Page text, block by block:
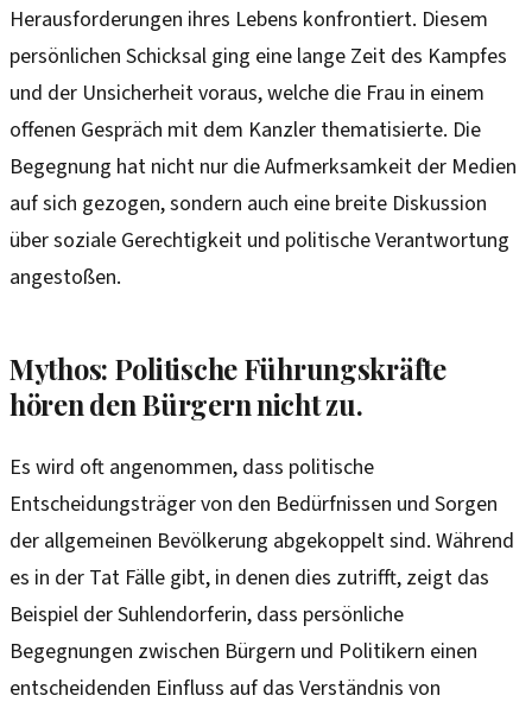
Herausforderungen ihres Lebens konfrontiert. Diesem
persönlichen Schicksal ging eine lange Zeit des Kampfes
und der Unsicherheit voraus, welche die Frau in einem
offenen Gespräch mit dem Kanzler thematisierte. Die
Begegnung hat nicht nur die Aufmerksamkeit der Medien
auf sich gezogen, sondern auch eine breite Diskussion
über soziale Gerechtigkeit und politische Verantwortung
angestoßen.
Mythos: Politische Führungskräfte
hören den Bürgern nicht zu.
Es wird oft angenommen, dass politische
Entscheidungsträger von den Bedürfnissen und Sorgen
der allgemeinen Bevölkerung abgekoppelt sind. Während
es in der Tat Fälle gibt, in denen dies zutrifft, zeigt das
Beispiel der Suhlendorferin, dass persönliche
Begegnungen zwischen Bürgern und Politikern einen
entscheidenden Einfluss auf das Verständnis von